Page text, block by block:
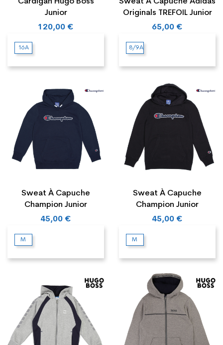
Junior
120,00 €
16A
Originals TREFOIL Junior
65,00 €
8/9A
Sweat À Capuche
Champion Junior
45,00 €
M
Sweat À Capuche
Champion Junior
45,00 €
M